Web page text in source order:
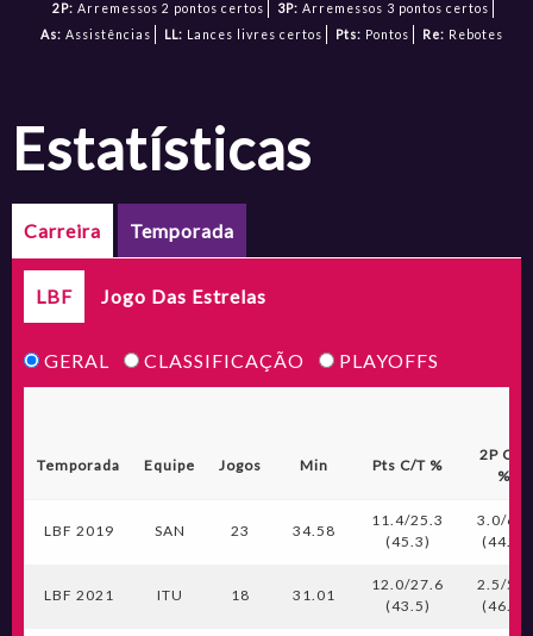
2P: Arremessos 2 pontos certos 3P: Arremessos 3 pontos certos
As: Assistências LL: Lances livres certos Pts: Pontos Re: Rebotes
estatísticas
Carreira Temporada
LBF Jogo Das Estrelas
GERAL CLASSIFICAÇÃO PLAYOFFS
Temporada Equipe Jogos Min Pts C/T %
2P C/T
%
LBF 2019 SAN 23 34.58
11.4/25.3
(45.3)
3.0/6.8
(44.9)
LBF 2021 ITU 18 31.01
12.0/27.6
(43.5)
2.5/5.4
(46.4)